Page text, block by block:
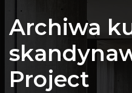
Archiwa
Project